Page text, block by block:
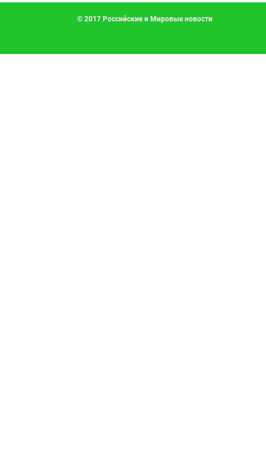
© 2017 Российские и Мировые новости